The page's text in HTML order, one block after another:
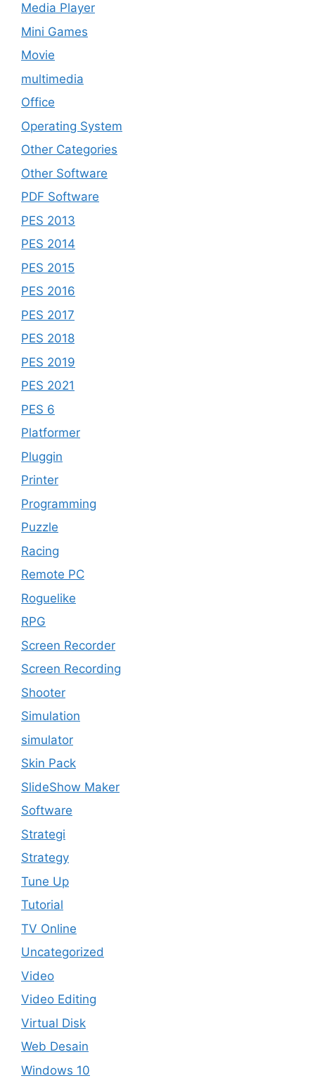
Media Player
Mini Games
Movie
multimedia
Office
Operating System
Other Categories
Other Software
PDF Software
PES 2013
PES 2014
PES 2015
PES 2016
PES 2017
PES 2018
PES 2019
PES 2021
PES 6
Platformer
Pluggin
Printer
Programming
Puzzle
Racing
Remote PC
Roguelike
RPG
Screen Recorder
Screen Recording
Shooter
Simulation
simulator
Skin Pack
SlideShow Maker
Software
Strategi
Strategy
Tune Up
Tutorial
TV Online
Uncategorized
Video
Video Editing
Virtual Disk
Web Desain
Windows 10